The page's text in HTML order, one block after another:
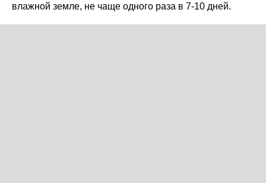
влажной земле, не чаще одного раза в 7-10 дней.